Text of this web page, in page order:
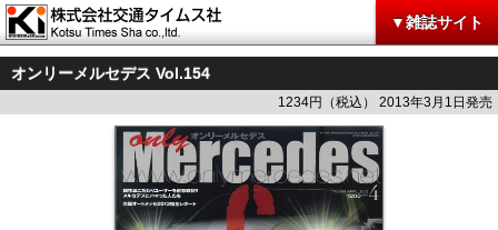
▼雑誌サイト
オンリーメルセデス Vol.154
1234円（税込） 2013年3月1日発売